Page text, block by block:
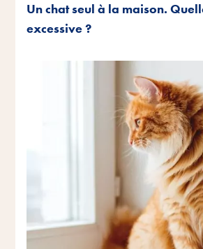
Un chat seul à la maison.
excessive ?